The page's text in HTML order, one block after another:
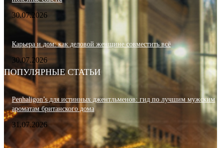
30.07.2026
Карьера и дом: как деловой женщине совместить всё
30.07.2026
ПОПУЛЯРНЫЕ СТАТЬИ
Penhaligon’s для истинных джентльменов: гид по лучшим мужским
ароматам британского дома
31.07.2026